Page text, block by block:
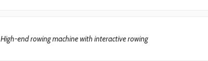
High-end rowing machine with interactive rowing